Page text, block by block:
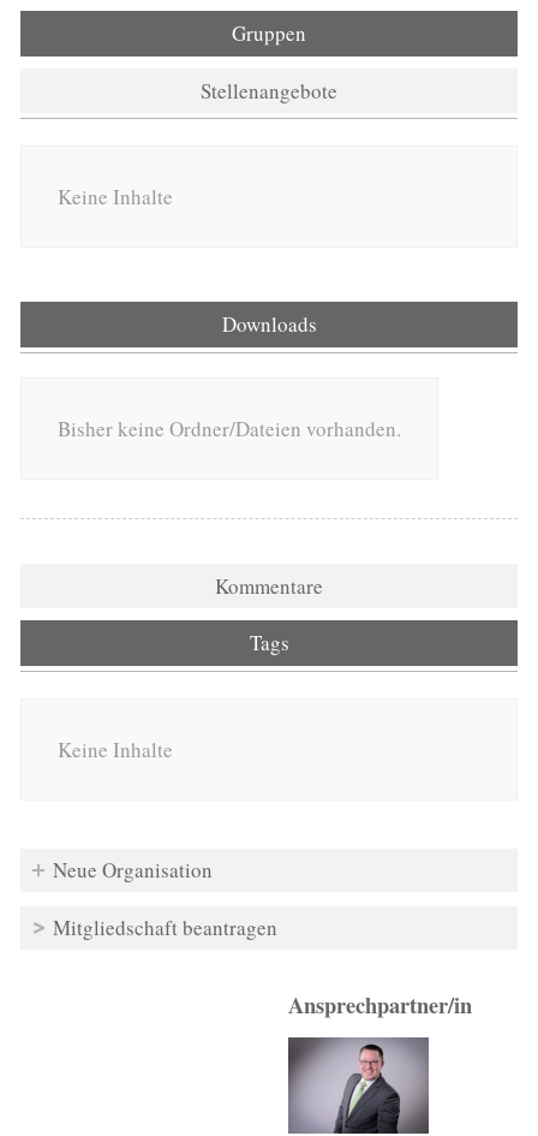
Gruppen
Stellenangebote
Keine Inhalte
Downloads
Bisher keine Ordner/Dateien vorhanden.
Kommentare
Tags
Keine Inhalte
Neue Organisation
Mitgliedschaft beantragen
Ansprechpartner/in